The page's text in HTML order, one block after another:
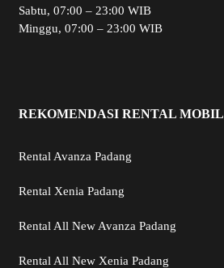
Sabtu, 07:00 – 23:00 WIB
Minggu, 07:00 – 23:00 WIB
REKOMENDASI RENTAL MOBIL
Rental Avanza Padang
Rental Xenia Padang
Rental All New Avanza Padang
Rental All New Xenia Padang